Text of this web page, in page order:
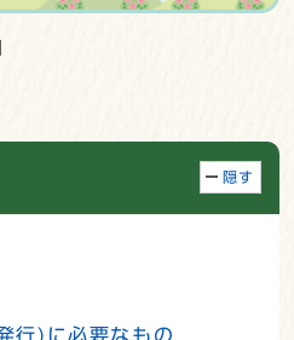
隠す
行)に必要なもの